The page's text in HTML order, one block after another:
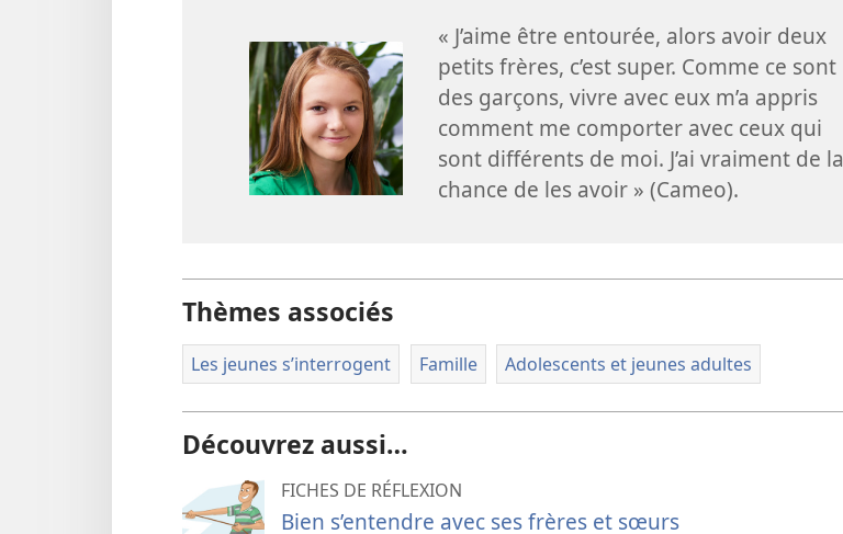
« J’aime être entourée, alors avoir deux
petits frères, c’est super. Comme ce sont
des garçons, vivre avec eux m’a appris
comment me comporter avec ceux qui
sont différents de moi. J’ai vraiment de la
chance de les avoir » (Cameo).
Thèmes associés
Les jeunes s’interrogent Famille Adolescents et jeunes adultes
Découvrez aussi…
FICHES DE RÉFLEXION
Bien s’entendre avec ses frères et sœurs